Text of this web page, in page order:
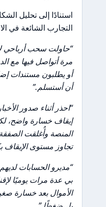
استنادًا إلى تحليل
التجارب الشائعة في
“حاولت سحب أرباحي
مرة أتواصل فيها مع
أو يطلبون مستندات
أن أستسلم.”
“احذر أثناء صدور
المنصة وأُغلقت
تجاوز مستوى الإيقاف
“مديرو الحسابات
بي عدة مرات يوميًا
الأموال بعد خسارة